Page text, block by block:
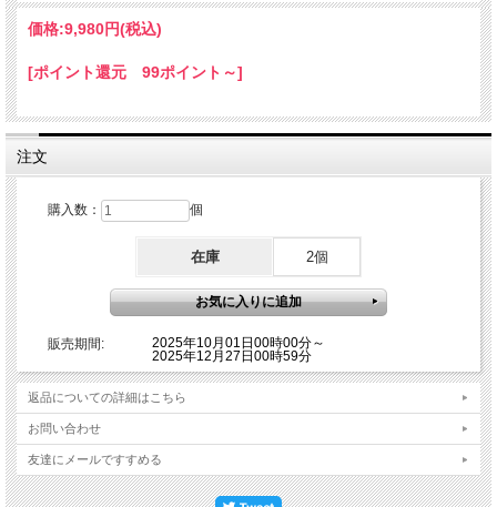
価格:9,980円(税込)
[ポイント還元 99ポイント～]
注文
購入数： 個
在庫 2個
販売期間:
2025年10月01日00時00分～
2025年12月27日00時59分
返品についての詳細はこちら
お問い合わせ
友達にメールですすめる